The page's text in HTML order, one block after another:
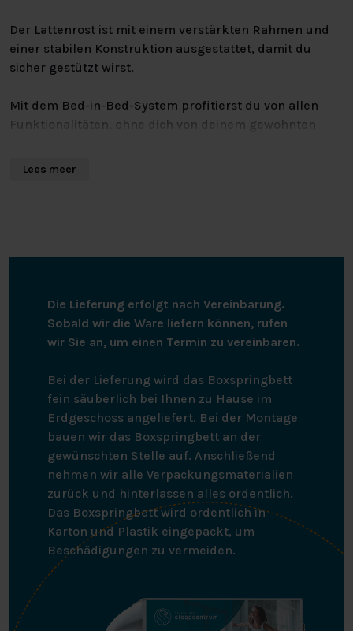
Der Lattenrost ist mit einem verstärkten Rahmen und
einer stabilen Konstruktion ausgestattet, damit du
sicher gestützt wirst.
Mit dem Bed-in-Bed-System profitierst du von allen
Funktionalitäten, ohne dich von deinem gewohnten
kannst dieses System in dein eigenes Bett einbauen
In diesem Fall wählst du die Option “Teilbare Rollen
unter dem Hoch-Tief-Bettkasten”.
Wir haben alle Vorteile und Merkmale des Bett-in-Bett-
Systems für dich aufgelistet:
4-teilige Stahl-Liegefläche, 90×200 cm mit
Matratzenhaltern am Kopf- und Fußende, geeignet
für die Matratzengrößen 90×190 und 90×200 cm
Metallteile in Perlgrau lackiert
Elektrisch verstellbare Rückenlehne bis zu 70° und
Oberschenkelverstellung bis zu 30
Die Unterschenkelstütze ist mechanisch in 5
Positionen verstellbar
Elektrische Höhenverstellung zwischen 310-780
Lees meer
Die Lieferung erfolgt nach Vereinbarung.
Sobald wir die Ware liefern können, rufen
wir Sie an, um einen Termin zu vereinbaren.
Bei der Lieferung wird das Boxspringbett
fein säuberlich bei Ihnen zu Hause im
Erdgeschoss angeliefert. Bei der Montage
bauen wir das Boxspringbett an der
gewünschten Stelle auf. Anschließend
nehmen wir alle Verpackungsmaterialien
zurück und hinterlassen alles ordentlich.
Das Boxspringbett wird ordentlich in
Karton und Plastik eingepackt, um
Beschädigungen zu vermeiden.